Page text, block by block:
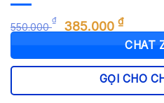
550.000
₫
Giá
gốc
là:
550.000 ₫.
385.000₫Giá
hiện
tại
là:
CHAT
GỌI CHO